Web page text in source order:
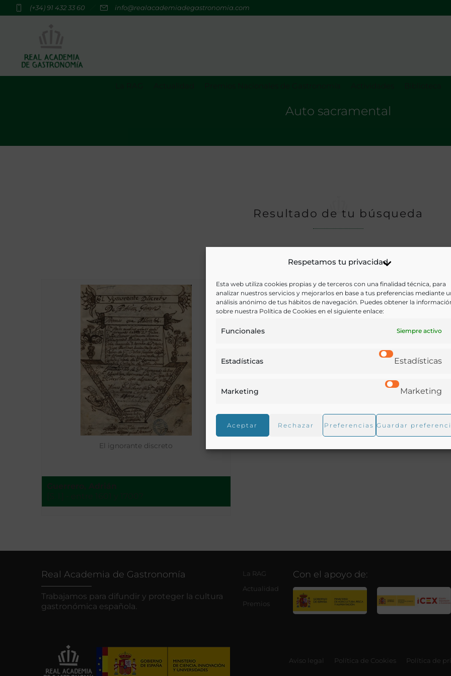
Respetamos tu privacidad
Esta web utiliza cookies propias y de terceros con una finalidad técnica, para
analizar nuestros servicios y mejorarlos en base a tus preferencias mediante
análisis anónimo de tus hábitos de navegación. Puedes obtener la
sobre nuestra Política de Cookies en el siguiente enlace:
Funcionales Siempre activo
Estadísticas Estadísticas
Marketing Marketing
Aceptar Rechazar Preferencias Guardar
(+34) 91 432 33 60 info@realacademiadegastronomia.com
Auto sacramental
Resultado de tu búsqueda
El ignorante discreto
Real Academia de Gastronomía
Trabajamos para difundir y proteger la cultura
gastronómica española.
La RAG
Actualidad
Premios
Con el apoyo de:
Aviso legal Política de Cookies Política de